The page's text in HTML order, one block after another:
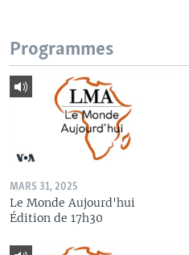
Programmes
MARS 31, 2025
Le Monde Aujourd'hui
Édition de 17h30